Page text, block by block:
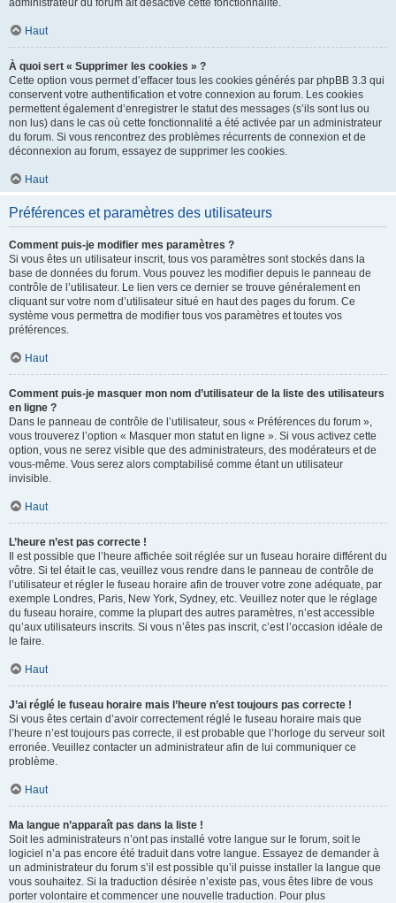
administrateur du forum ait désactivé cette fonctionnalité.
Haut
À quoi sert « Supprimer les cookies » ?
Cette option vous permet d’effacer tous les cookies générés par phpBB 3.3 qui
conservent votre authentification et votre connexion au forum. Les cookies
permettent également d’enregistrer le statut des messages (s’ils sont lus ou
non lus) dans le cas où cette fonctionnalité a été activée par un administrateur
du forum. Si vous rencontrez des problèmes récurrents de connexion et de
déconnexion au forum, essayez de supprimer les cookies.
Haut
Préférences et paramètres des utilisateurs
Comment puis-je modifier mes paramètres ?
Si vous êtes un utilisateur inscrit, tous vos paramètres sont stockés dans la
base de données du forum. Vous pouvez les modifier depuis le panneau de
contrôle de l’utilisateur. Le lien vers ce dernier se trouve généralement en
cliquant sur votre nom d’utilisateur situé en haut des pages du forum. Ce
système vous permettra de modifier tous vos paramètres et toutes vos
préférences.
Haut
Comment puis-je masquer mon nom d’utilisateur de la liste des utilisateurs
en ligne ?
Dans le panneau de contrôle de l’utilisateur, sous « Préférences du forum »,
vous trouverez l’option « Masquer mon statut en ligne ». Si vous activez cette
option, vous ne serez visible que des administrateurs, des modérateurs et de
vous-même. Vous serez alors comptabilisé comme étant un utilisateur
invisible.
Haut
L’heure n’est pas correcte !
Il est possible que l’heure affichée soit réglée sur un fuseau horaire différent du
vôtre. Si tel était le cas, veuillez vous rendre dans le panneau de contrôle de
l’utilisateur et régler le fuseau horaire afin de trouver votre zone adéquate, par
exemple Londres, Paris, New York, Sydney, etc. Veuillez noter que le réglage
du fuseau horaire, comme la plupart des autres paramètres, n’est accessible
qu’aux utilisateurs inscrits. Si vous n’êtes pas inscrit, c’est l’occasion idéale de
le faire.
Haut
J’ai réglé le fuseau horaire mais l’heure n’est toujours pas correcte !
Si vous êtes certain d’avoir correctement réglé le fuseau horaire mais que
l’heure n’est toujours pas correcte, il est probable que l’horloge du serveur soit
erronée. Veuillez contacter un administrateur afin de lui communiquer ce
problème.
Haut
Ma langue n’apparaît pas dans la liste !
Soit les administrateurs n’ont pas installé votre langue sur le forum, soit le
logiciel n’a pas encore été traduit dans votre langue. Essayez de demander à
un administrateur du forum s’il est possible qu’il puisse installer la langue que
vous souhaitez. Si la traduction désirée n’existe pas, vous êtes libre de vous
porter volontaire et commencer une nouvelle traduction. Pour plus